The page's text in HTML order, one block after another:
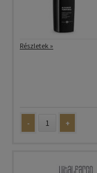
Részletek »
- +